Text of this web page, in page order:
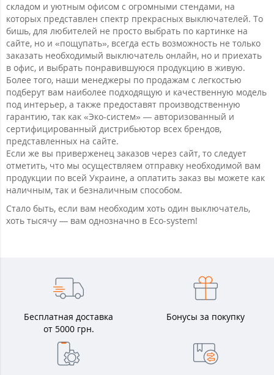
складом и уютным офисом с огромными стендами, на
которых представлен спектр прекрасных выключателей. То
бишь, для любителей не просто выбрать по картинке на
сайте, но и «пощупать», всегда есть возможность не только
заказать необходимый выключатель онлайн, но и приехать
в офис, и выбрать понравившуюся продукцию в живую.
Более того, наши менеджеры по продажам с легкостью
подберут вам наиболее подходящую и качественную модель
под интерьер, а также предоставят производственную
гарантию, так как «Эко-систем» — авторизованный и
сертифицированный дистрибьютор всех брендов,
представленных на сайте.
Если же вы приверженец заказов через сайт, то следует
отметить, что мы осуществляем отправку необходимой вам
продукции по всей Украине, а оплатить заказ вы можете как
наличным, так и безналичным способом.
Стало быть, если вам необходим хоть один выключатель,
хоть тысячу — вам однозначно в Eco-system!
Бесплатная доставка
от 5000 грн.
Бонусы за покупку